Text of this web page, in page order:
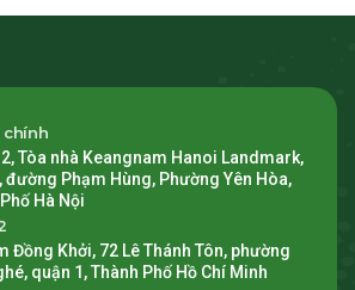
chính
Tòa nhà Keangnam Hanoi Landmark,
đường Phạm Hùng, Phường Yên Hòa,
Hà Nội
Đồng Khởi, 72 Lê Thánh Tôn, phường
quận 1, Thành Phố Hồ Chí Minh